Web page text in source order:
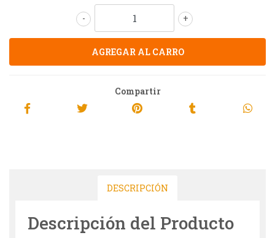
+
-
Compartir
DESCRIPCIÓN
Descripción del Producto